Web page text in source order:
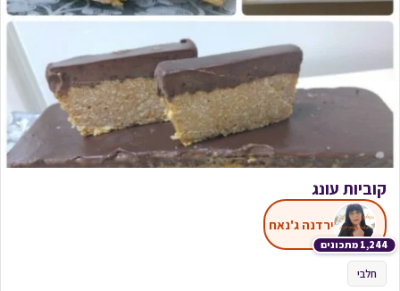
קוביות עונג
1,244 מתכונים
ירדנה ג'נאח
חלבי